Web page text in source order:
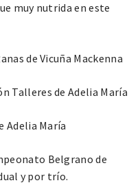
muy nutrida en este
de Vicuña Mackenna
Talleres de Adelia María
Adelia María
Belgrano de
y por trío.